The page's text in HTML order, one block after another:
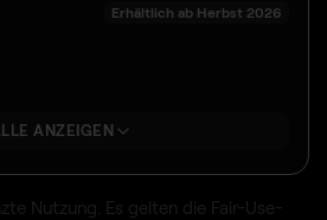
Erhältlich ab Herbst 2026
ANZEIGEN
Nutzung. Es gelten die Fair-Use-